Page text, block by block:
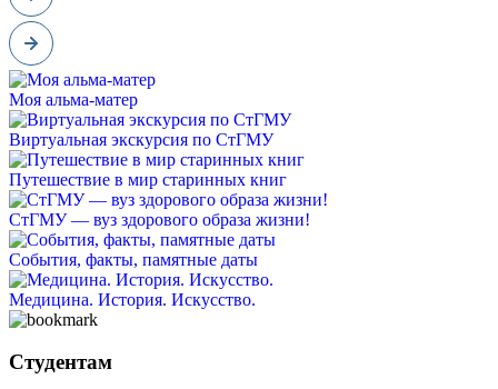
Моя альма-матер
Виртуальная экскурсия по СтГМУ
Путешествие в мир старинных книг
СтГМУ — вуз здорового образа жизни!
События, факты, памятные даты
Медицина. История. Искусство.
Студентам